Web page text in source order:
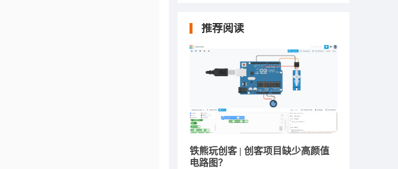
推荐阅读
铁熊玩创客 | 创客项目缺少高颜值
电路图？